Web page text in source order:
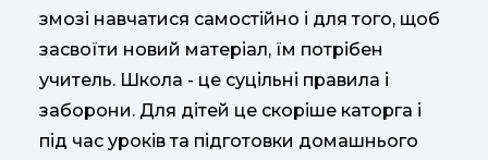
змозі навчатися самостійно і для того, щоб
засвоїти новий матеріал, їм потрібен
учитель. Школа - це суцільні правила і
заборони. Для дітей це скоріше каторга і
під час уроків та підготовки домашнього